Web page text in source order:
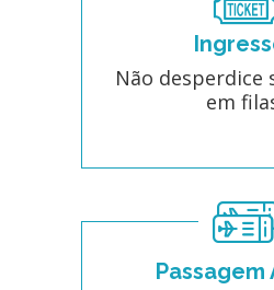
Não desperdice
em
Passagem